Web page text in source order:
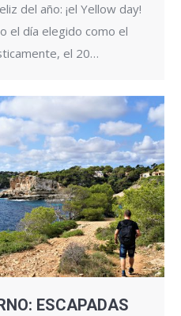
del año: ¡el Yellow day!
el día elegido como el
el 20…
ESCAPADAS